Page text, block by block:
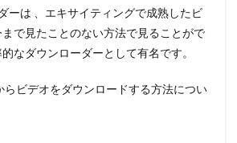
ーは 、エキサイティングで成熟したビ
で見たことのない方法で見ることがで
なダウンローダーとして有名です。
らビデオをダウンロードする方法につい